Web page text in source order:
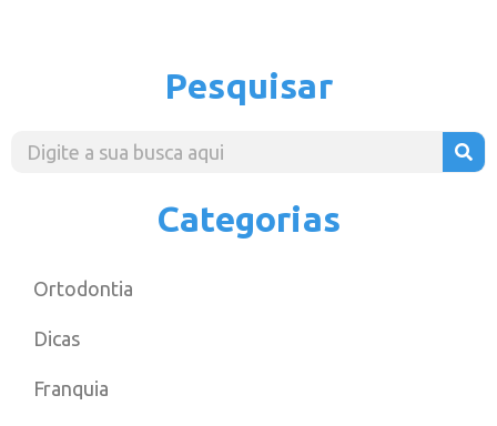
Pesquisar
Categorias
Ortodontia
Dicas
Franquia